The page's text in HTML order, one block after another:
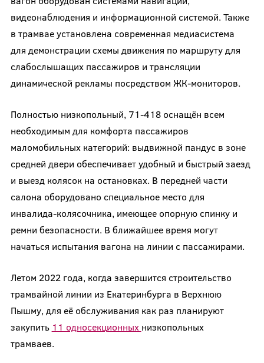
видеонаблюдения и информационной системой. Также
в трамвае установлена современная медиасистема
для демонстрации схемы движения по маршруту для
слабослышащих пассажиров и трансляции
динамической рекламы посредством ЖК-мониторов.
Полностью низкопольный, 71-418 оснащён всем
необходимым для комфорта пассажиров
маломобильных категорий: выдвижной пандус в зоне
средней двери обеспечивает удобный и быстрый заезд
и выезд колясок на остановках. В передней части
салона оборудовано специальное место для
инвалида-колясочника, имеющее опорную спинку и
ремни безопасности. В ближайшее время могут
начаться испытания вагона на линии с пассажирами.
Летом 2022 года, когда завершится строительство
трамвайной линии из Екатеринбурга в Верхнюю
Пышму, для её обслуживания как раз планируют
закупить 11 односекционных низкопольных
трамваев.